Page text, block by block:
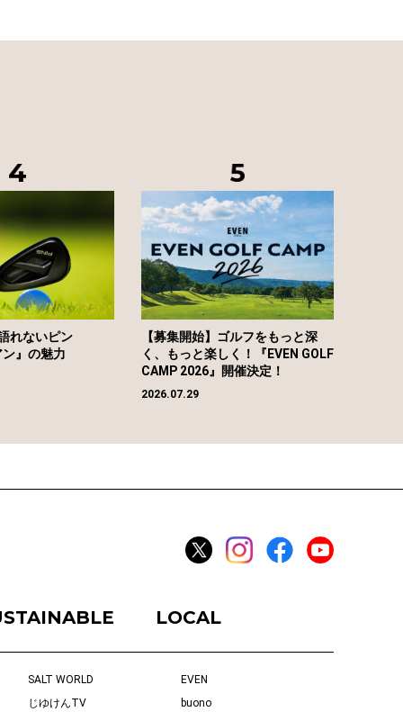
れないピン
』の魅力
【募集開始】ゴルフをもっと深
く、もっと楽しく！『EVEN GOLF
CAMP 2026』開催決定！
2026.07.29
LOCAL
SALT WORLD
EVEN
じゆけんTV
buono